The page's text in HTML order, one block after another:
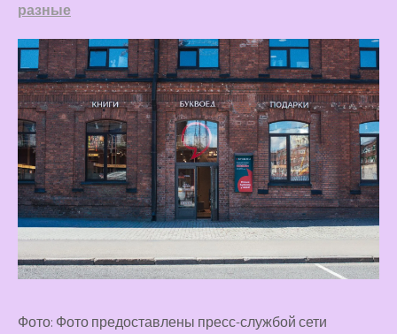
разные
Фото: Фото предоставлены пресс-службой сети